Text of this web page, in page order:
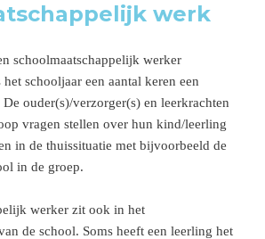
werk
schoolmaatschappelijk werker
schooljaar een aantal keren een
ouder(s)/verzorger(s) en leerkrachten
vragen stellen over hun kind/leerling
in de thuissituatie met bijvoorbeeld de
in de groep.
werker zit ook in het
de school. Soms heeft een leerling het